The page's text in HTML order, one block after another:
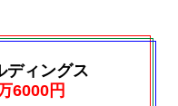
ディングス
6000円